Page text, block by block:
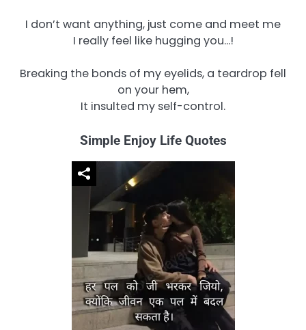
I don’t want anything, just come and meet me
I really feel like hugging you…!
Breaking the bonds of my eyelids, a teardrop fell
on your hem,
It insulted my self-control.
Simple Enjoy Life Quotes